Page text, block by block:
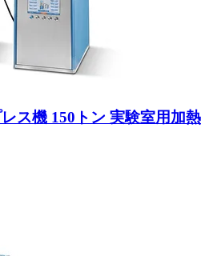
ス機 150トン 実験室用加熱